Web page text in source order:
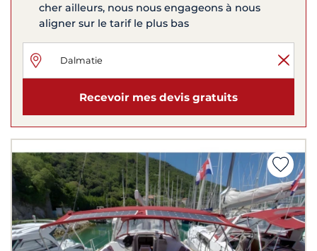
cher ailleurs, nous nous engageons à nous
aligner sur le tarif le plus bas
Recevoir mes devis gratuits